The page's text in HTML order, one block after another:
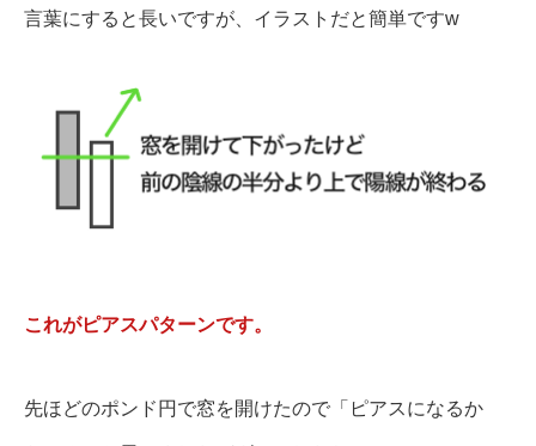
言葉にすると長いですが、イラストだと簡単ですw
これがピアスパターンです。
先ほどのポンド円で窓を開けたので「ピアスになるか